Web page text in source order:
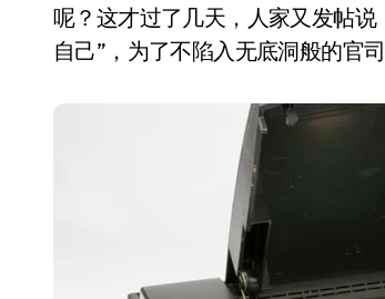
对不起胖东来，我先
国际首次！中国钙钛
小米涨价！K90跳上
长鑫上市只是开胃菜
耳机低音像白开水？
复古玩家狂喜：
Xbox 360 游戏终于要
呢？这才过了几天，人家又发帖说
自己”，为了不陷入无底洞般的官司